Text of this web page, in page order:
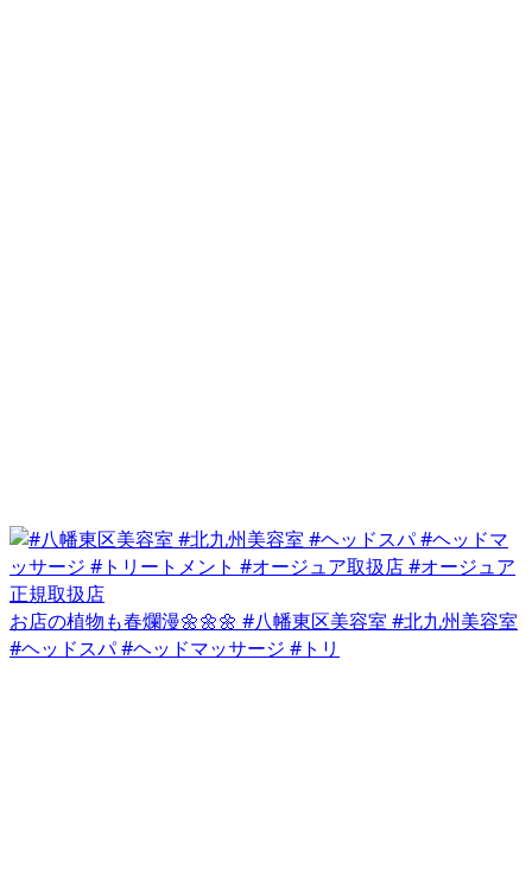
お店の植物も春爛漫🌼🌼🌼 #八幡東区美容室 #北九州美容室
#ヘッドスパ #ヘッドマッサージ #トリ